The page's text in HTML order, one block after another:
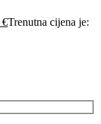
€Trenutna cijena je: